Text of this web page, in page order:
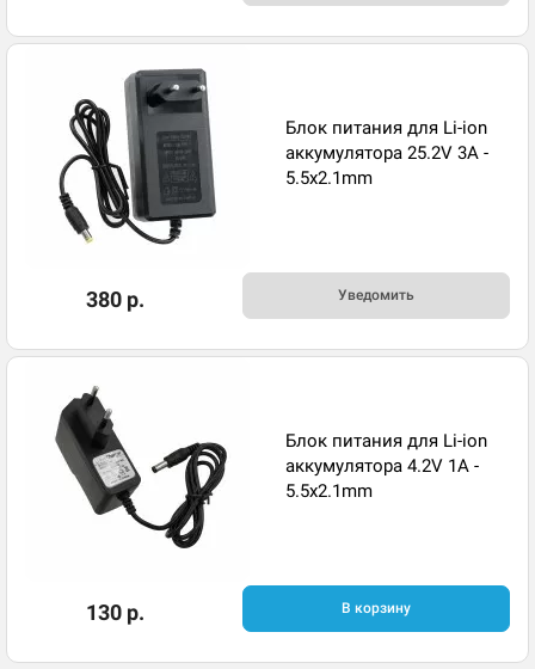
Блок питания для Li-ion
аккумулятора 25.2V 3A -
5.5x2.1mm
380 р. Уведомить
Блок питания для Li-ion
аккумулятора 4.2V 1A -
5.5x2.1mm
130 р. В корзину